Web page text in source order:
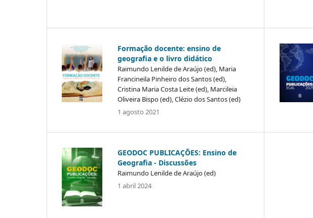
Formação docente: ensino de
geografia e o livro didático
Raimundo Lenilde de Araújo (ed), Maria
Francineila Pinheiro dos Santos (ed),
Cristina Maria Costa Leite (ed), Marcileia
Oliveira Bispo (ed), Clézio dos Santos (ed)
1 agosto 2021
GEODOC PUBLICAÇÕES: Ensino de
Geografia - Discussões
Raimundo Lenilde de Araújo (ed)
1 abril 2024